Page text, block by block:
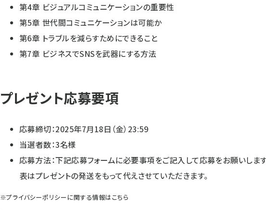
第4章 ビジュアルコミュニケーションの重要性
第5章 世代間コミュニケーションは可能か
第6章 トラブルを減らすためにできること
第7章 ビジネスでSNSを武器にする方法
プレゼント応募要項
応募締切：2025年7月18日（金）23:59
当選者数：3名様
応募方法：下記応募フォームに必要事項をご記入して応募をお願いしま
表はプレゼントの発送をもって代えさせていただきます。
※プライバシーポリシーに関する情報はこちら